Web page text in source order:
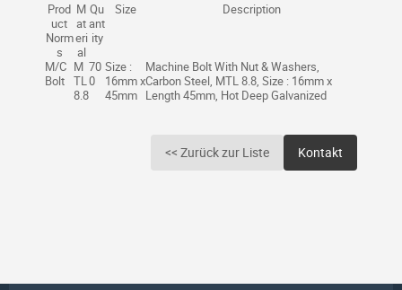
Prod
uct
Norm
s
M
at
eri
al
Qu
ant
ity
Size Description
M/C
Bolt
M
TL
8.8
70
0
Size :
16mm x
45mm
Machine Bolt With Nut & Washers,
Carbon Steel, MTL 8.8, Size : 16mm x
Length 45mm, Hot Deep Galvanized
<< Zurück zur Liste Kontakt